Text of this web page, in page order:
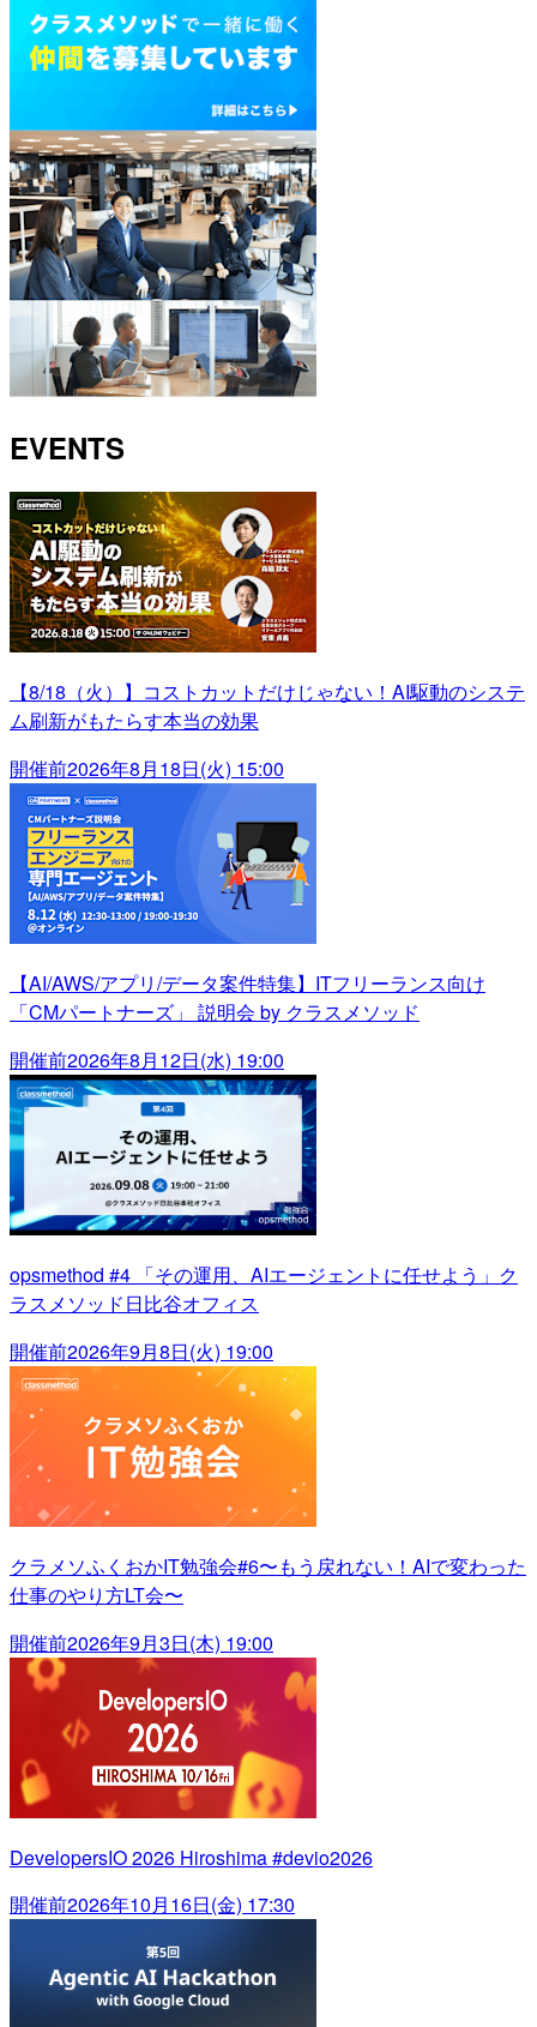
EVENTS
【8/18（火）】コストカットだけじゃない！AI駆動のシステ
ム刷新がもたらす本当の効果
開催前2026年8月18日(火) 15:00
【AI/AWS/アプリ/データ案件特集】ITフリーランス向け
「CMパートナーズ」 説明会 by クラスメソッド
開催前2026年8月12日(水) 19:00
opsmethod #4 「その運用、AIエージェントに任せよう」ク
ラスメソッド日比谷オフィス
開催前2026年9月8日(火) 19:00
クラメソふくおかIT勉強会#6〜もう戻れない！AIで変わった
仕事のやり方LT会〜
開催前2026年9月3日(木) 19:00
DevelopersIO 2026 Hiroshima #devio2026
開催前2026年10月16日(金) 17:30